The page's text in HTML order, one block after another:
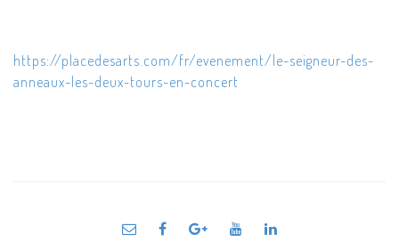
https://placedesarts.com/fr/evenement/le-seigneur-des-
anneaux-les-deux-tours-en-concert